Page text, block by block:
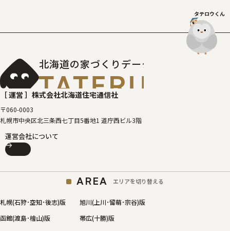
タテロウくん
北海道の家づくりデータベース
［ 運営 ］ 株式会社北海道住宅通信社
〒060-0003
札幌市中央区北三条西七丁目5番地1 道庁西ビル3階
運営会社について
AREA エリアを切り替える
札幌(石狩･空知･後志)版
旭川(上川･留萌･宗谷)版
函館(渡島･檜山)版
帯広(十勝)版